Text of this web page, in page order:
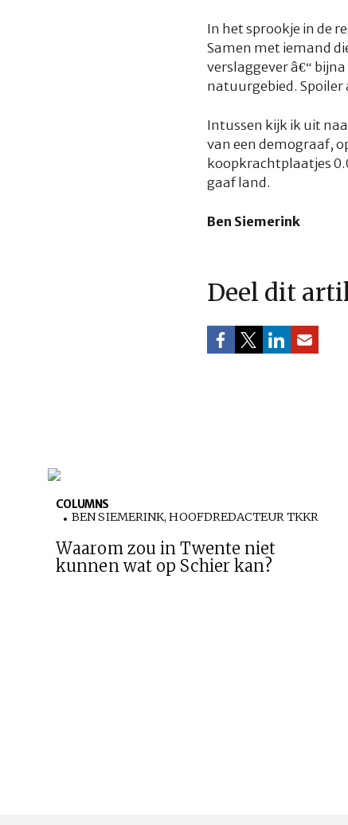
In het sprookje in de
Samen met iemand
verslaggever â€“
natuurgebied.
Intussen kijk ik uit
van een demograaf,
koopkrachtplaatjes
gaaf land.
Ben Siemerink
Deel dit
COLUMNS
BEN SIEMERINK, HOOFDREDACTEUR TKKR
Waarom zou in Twente niet
kunnen wat op Schier kan?